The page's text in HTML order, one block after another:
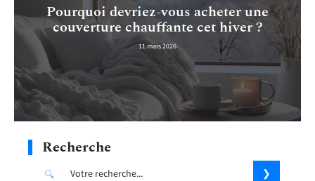
Pourquoi devriez-vous acheter une
couverture chauffante cet hiver ?
11 mars 2026
Recherche